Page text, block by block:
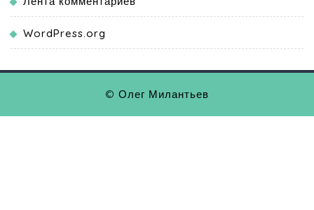
WordPress.org
© Олег Милантьев